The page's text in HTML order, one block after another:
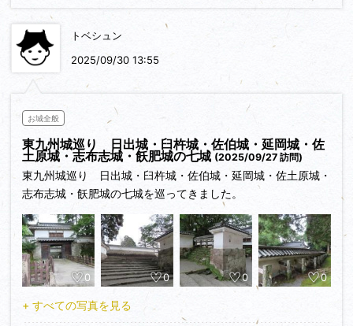
トベシュン
2025/09/30 13:55
お城全般
東九州城巡り 日出城・臼杵城・佐伯城・延岡城・佐
土原城・志布志城・飫肥城の七城(2025/09/27 訪問)
東九州城巡り 日出城・臼杵城・佐伯城・延岡城・佐土原城・
志布志城・飫肥城の七城を巡ってきました。
0 0 0 0
+ すべての写真を見る